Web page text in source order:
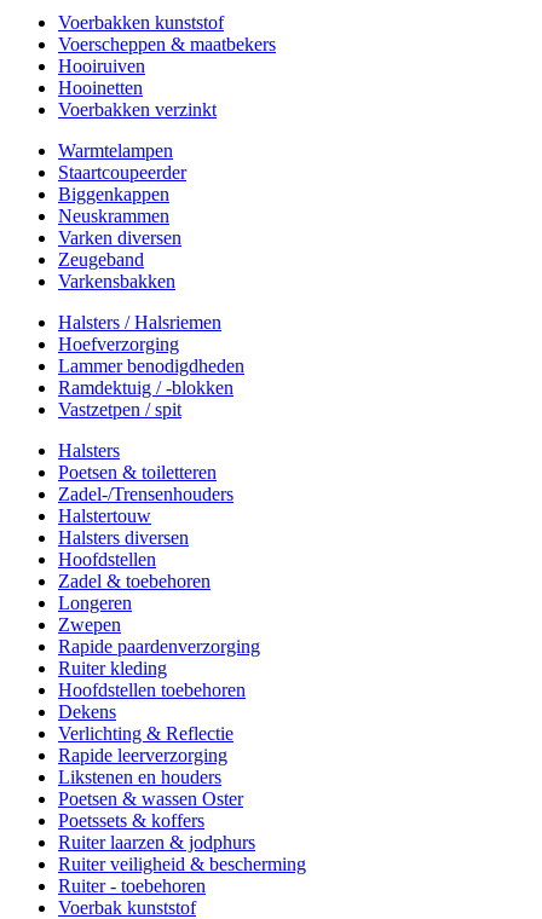
Voerbakken kunststof
Voerscheppen & maatbekers
Hooiruiven
Hooinetten
Voerbakken verzinkt
Warmtelampen
Staartcoupeerder
Biggenkappen
Neuskrammen
Varken diversen
Zeugeband
Varkensbakken
Halsters / Halsriemen
Hoefverzorging
Lammer benodigdheden
Ramdektuig / -blokken
Vastzetpen / spit
Halsters
Poetsen & toiletteren
Zadel-/Trensenhouders
Halstertouw
Halsters diversen
Hoofdstellen
Zadel & toebehoren
Longeren
Zwepen
Rapide paardenverzorging
Ruiter kleding
Hoofdstellen toebehoren
Dekens
Verlichting & Reflectie
Rapide leerverzorging
Likstenen en houders
Poetsen & wassen Oster
Poetssets & koffers
Ruiter laarzen & jodphurs
Ruiter veiligheid & bescherming
Ruiter - toebehoren
Voerbak kunststof